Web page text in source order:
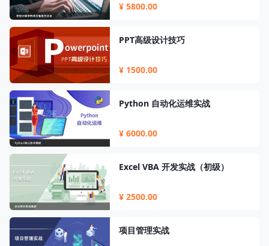
¥ 5800.00
PPT高级设计技巧
¥ 1500.00
Python 自动化运维实战
¥ 6000.00
Excel VBA 开发实战（初级）
¥ 2500.00
项目管理实战